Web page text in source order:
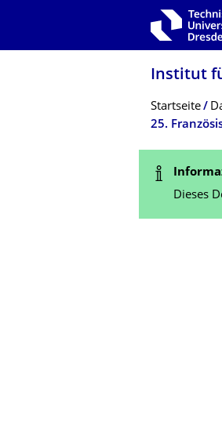
Zur Hauptnavigation springen
Institut
Startseite
25.
Dieses